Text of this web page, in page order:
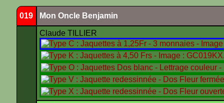
019 Mon Oncle Benjamin
Claude TILLIER